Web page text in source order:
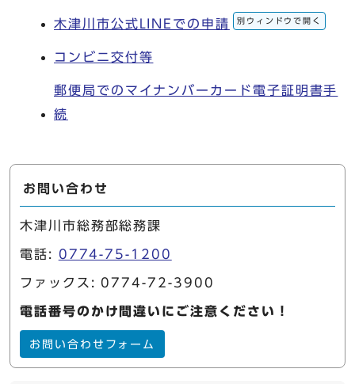
木津川市公式LINEでの申請 別ウィンドウで開く
コンビニ交付等
郵便局でのマイナンバーカード電子証明書手
続
お問い合わせ
木津川市総務部総務課
電話: 0774-75-1200
ファックス: 0774-72-3900
電話番号のかけ間違いにご注意ください！
お問い合わせフォーム